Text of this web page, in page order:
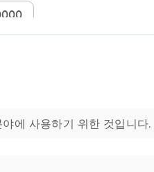
에 사용하기 위한 것입니